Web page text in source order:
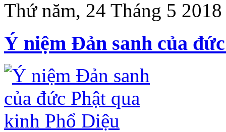
Thứ năm, 24 Tháng 5
Ý niệm Đản sanh của